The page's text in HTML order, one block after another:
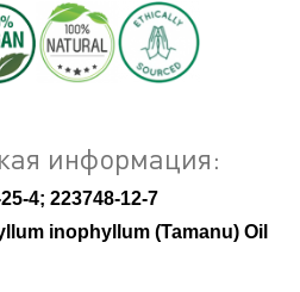
информация:
4; 223748-12-7
inophyllum (Tamanu) Oil